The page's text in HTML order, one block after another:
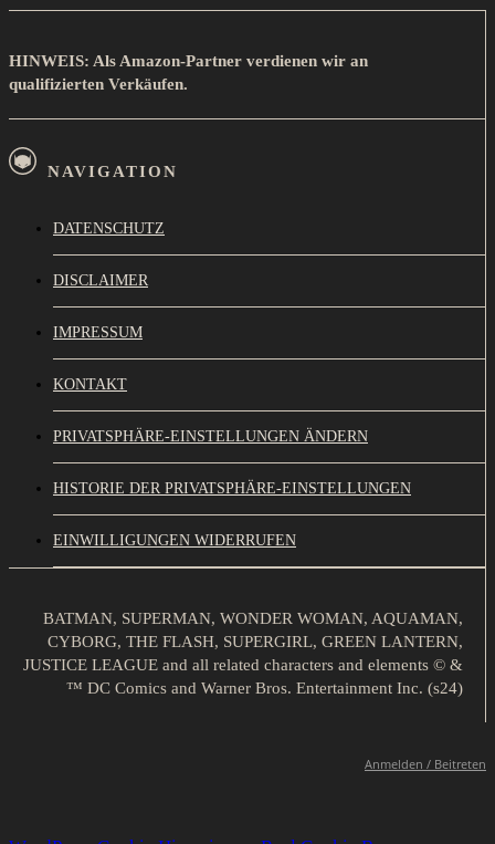
HINWEIS: Als Amazon-Partner verdienen wir an
qualifizierten Verkäufen.
NAVIGATION
DATENSCHUTZ
DISCLAIMER
IMPRESSUM
KONTAKT
PRIVATSPHÄRE-EINSTELLUNGEN ÄNDERN
HISTORIE DER PRIVATSPHÄRE-EINSTELLUNGEN
EINWILLIGUNGEN WIDERRUFEN
BATMAN, SUPERMAN, WONDER WOMAN, AQUAMAN,
CYBORG, THE FLASH, SUPERGIRL, GREEN LANTERN,
JUSTICE LEAGUE and all related characters and elements © &
™ DC Comics and Warner Bros. Entertainment Inc. (s24)
Anmelden / Beitreten